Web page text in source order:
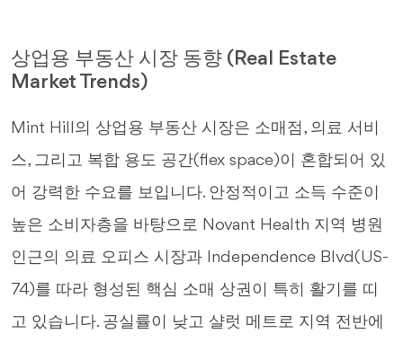
상업용 부동산 시장 동향 (Real Estate
Market Trends)
Mint Hill의 상업용 부동산 시장은 소매점, 의료 서비
스, 그리고 복합 용도 공간(flex space)이 혼합되어 있
어 강력한 수요를 보입니다. 안정적이고 소득 수준이
높은 소비자층을 바탕으로 Novant Health 지역 병원
인근의 의료 오피스 시장과 Independence Blvd(US-
74)를 따라 형성된 핵심 소매 상권이 특히 활기를 띠
고 있습니다. 공실률이 낮고 샬럿 메트로 지역 전반에